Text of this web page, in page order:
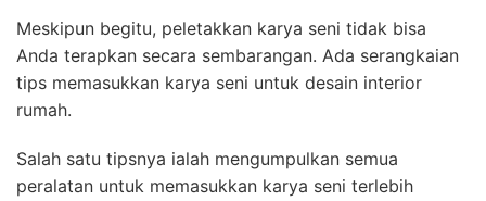
Meskipun begitu, peletakkan karya seni tidak bisa
Anda terapkan secara sembarangan. Ada serangkaian
tips memasukkan karya seni untuk desain interior
rumah.
Salah satu tipsnya ialah mengumpulkan semua
peralatan untuk memasukkan karya seni terlebih